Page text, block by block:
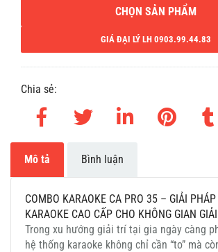
CHỌN SẢN PHẨM
GIÁ ĐẠI LÝ LH 0903.99.44.83
Chia sẻ:
Mô tả Bình luận
COMBO KARAOKE CA PRO 35 – GIẢI
KARAOKE CAO CẤP CHO KHÔNG GIAN
Trong xu hướng giải trí tại gia ngày càng
hệ thống karaoke không chỉ cần “to” mà